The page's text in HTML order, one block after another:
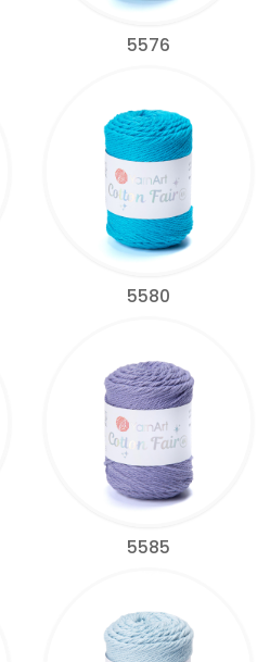
5576
5580
5585